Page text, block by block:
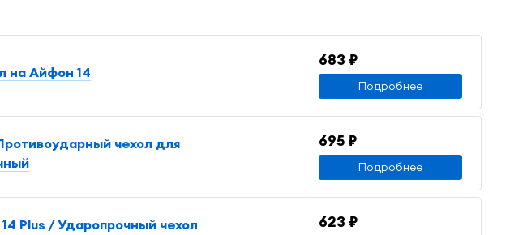
на Айфон 14
683 ₽
Подробнее
чехол для
695 ₽
Подробнее
Plus / Ударопрочный чехол
623 ₽